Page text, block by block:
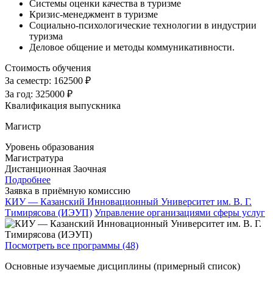
Системы оценки качества в туризме
Кризис-менеджмент в туризме
Социально-психологические технологии в индустрии
туризма
Деловое общение и методы коммуникативности.
Стоимость обучения
За семестр: 162500 ₽
За год: 325000 ₽
Квалификация выпускника
Магистр
Уровень образования
Магистратура
Дистанционная Заочная
Подробнее
Заявка в приёмную комиссию
КИУ — Казанский Инновационный Университет им. В. Г.
Тимирясова (ИЭУП) Управление организациями сферы услуг
Посмотреть все программы (48)
Основные изучаемые дисциплины (примерный список)